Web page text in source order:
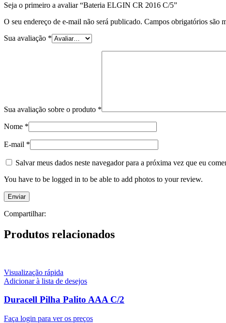
Seja o primeiro a avaliar “Bateria ELGIN CR 2016 C/5”
O seu endereço de e-mail não será publicado. Campos obrigatórios são
Sua avaliação *
Sua avaliação sobre o produto *
Nome *
E-mail *
Salvar meus dados neste navegador para a próxima vez que eu
You have to be logged in to be able to add photos to your review.
Compartilhar:
Produtos relacionados
Visualização rápida
Adicionar à lista de desejos
Duracell Pilha Palito AAA C/2
Faça login para ver os preços